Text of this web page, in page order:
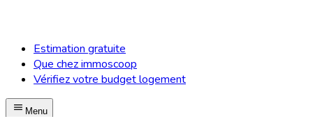
Estimation gratuite
Que chez immoscoop
Vérifiez votre budget logement
Menu